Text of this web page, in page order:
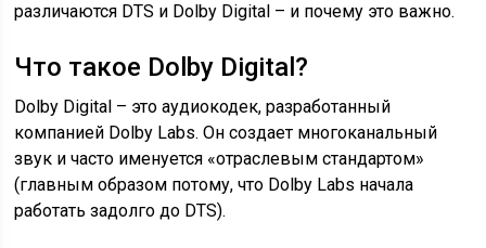
различаются DTS и Dolby Digital – и почему это важно.
Что такое Dolby Digital?
Dolby Digital – это аудиокодек, разработанный
компанией Dolby Labs. Он создает многоканальный
звук и часто именуется «отраслевым стандартом»
(главным образом потому, что Dolby Labs начала
работать задолго до DTS).